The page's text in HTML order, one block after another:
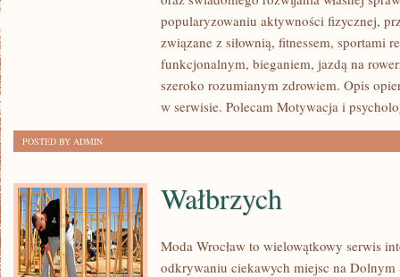
AKCESORIA
popularyzowaniu aktywności fizycznej,
związane z siłownią, fitnessem, sportami
funkcjonalnym, bieganiem, jazdą na
szeroko rozumianym zdrowiem. Opis
w serwisie. Polecam Motywacja i
POSTED BY ADMIN
Wałbrzych
Moda Wrocław to wielowątkowy serwis
odkrywaniu ciekawych miejsc na Dolnym